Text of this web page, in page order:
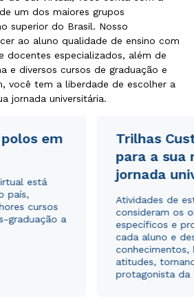
um dos maiores grupos
superior do Brasil. Nosso
ao aluno qualidade de ensino com
docentes especializados, além de
e diversos cursos de graduação e
você tem a liberdade de escolher a
jornada universitária.
em
está
país,
cursos
graduação a
Trilhas
para a sua
jornada
Atividades de
consideram os
específicos e
cada aluno e
conhecimentos,
atitudes,
protagonista da